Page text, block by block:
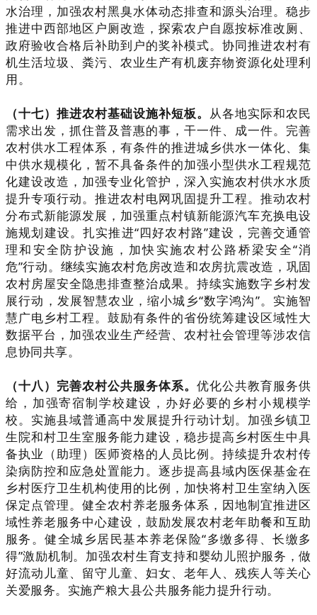
水治理，加强农村黑臭水体动态排查和源头治理。稳步
推进中西部地区户厕改造，探索农户自愿按标准改厕、
政府验收合格后补助到户的奖补模式。协同推进农村有
机生活垃圾、粪污、农业生产有机废弃物资源化处理利
用。
（十七）推进农村基础设施补短板。 从各地实际和农民
需求出发，抓住普及普惠的事，干一件、成一件。完善
农村供水工程体系，有条件的推进城乡供水一体化、集
中供水规模化，暂不具备条件的加强小型供水工程规范
化建设改造，加强专业化管护，深入实施农村供水水质
提升专项行动。推进农村电网巩固提升工程。推动农村
分布式新能源发展，加强重点村镇新能源汽车充换电设
施规划建设。扎实推进“四好农村路”建设，完善交通管
理和安全防护设施，加快实施农村公路桥梁安全“消
危”行动。继续实施农村危房改造和农房抗震改造，巩固
农村房屋安全隐患排查整治成果。持续实施数字乡村发
展行动，发展智慧农业，缩小城乡“数字鸿沟”。实施智
慧广电乡村工程。鼓励有条件的省份统筹建设区域性大
数据平台，加强农业生产经营、农村社会管理等涉农信
息协同共享。
（十八）完善农村公共服务体系。优化公共教育服务供
给，加强寄宿制学校建设，办好必要的乡村小规模学
校。实施县域普通高中发展提升行动计划。加强乡镇卫
生院和村卫生室服务能力建设，稳步提高乡村医生中具
备执业（助理）医师资格的人员比例。持续提升农村传
染病防控和应急处置能力。逐步提高县域内医保基金在
乡村医疗卫生机构使用的比例，加快将村卫生室纳入医
保定点管理。健全农村养老服务体系，因地制宜推进区
域性养老服务中心建设，鼓励发展农村老年助餐和互助
服务。健全城乡居民基本养老保险“多缴多得、长缴多
得”激励机制。加强农村生育支持和婴幼儿照护服务，做
好流动儿童、留守儿童、妇女、老年人、残疾人等关心
关爱服务。实施产粮大县公共服务能力提升行动。